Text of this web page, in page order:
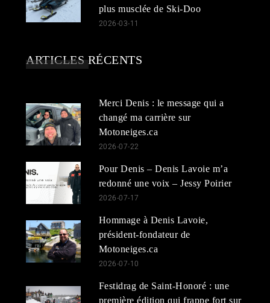
plus musclée de Ski-Doo
2026-03-11
ARTICLES RÉCENTS
Merci Denis : le message qui a
changé ma carrière sur
Motoneiges.ca
2026-07-22
Pour Denis – Denis Lavoie m’a
redonné une voix – Jessy Poirier
2026-07-17
Hommage à Denis Lavoie,
président-fondateur de
Motoneiges.ca
2026-07-10
Festidrag de Saint-Honoré : une
première édition qui frappe fort sur